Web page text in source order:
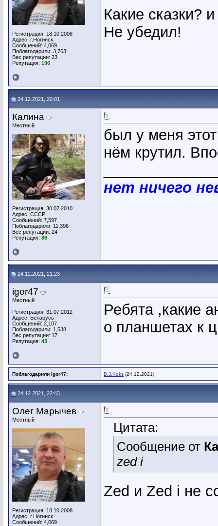
Регистрация: 18.10.2008
Адрес: г.Ногинск
Сообщений: 4,069
Поблагодарили: 3,763
Вес репутации: 23
Репутация: 196
Какие сказки?
Не убедил!
24.12.2021, 20:01
Калина
Местный
Регистрация: 30.07.2010
Адрес: СССР
Сообщений: 7,597
Поблагодарили: 11,396
Вес репутации: 24
Репутация: 86
был у меня
нём крутил.
нет ничего
24.12.2021, 21:23
igor47
Местный
Регистрация: 31.07.2012
Адрес: Беларусь
Сообщений: 2,107
Поблагодарили: 1,538
Вес репутации: 17
Репутация: 43
Ребята ,какие
о планшетах к
Поблагодарили igor47: D.J.Koks (24.12.2021)
24.12.2021, 22:43
Олег Марычев
Местный
Регистрация: 18.10.2008
Адрес: г.Ногинск
Сообщений: 4,069
Цитата:
Сообщение от
zed i
Zed и Zed i не